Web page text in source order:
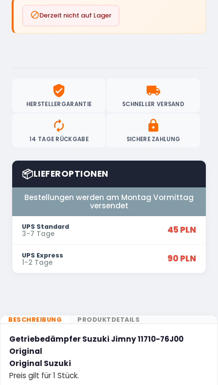
Derzeit nicht auf Lager
verified_user
HERSTELLERGARANTIE
local_shipping
SCHNELLER VERSAND
autorenew
14 TAGE RÜCKGABE
lock
SICHERE ZAHLUNG
📦LIEFEROPTIONEN
Bestellungen werden am Montag Vormittag
versendet
UPS Standard
3-7 Tage 45 PLN
UPS Express
1-2 Tage 90 PLN
BESCHREIBUNG PRODUKTDETAILS
Getriebedämpfer Suzuki Jimny 11710-76J00
Original
Original Suzuki
Preis gilt für 1 Stück.